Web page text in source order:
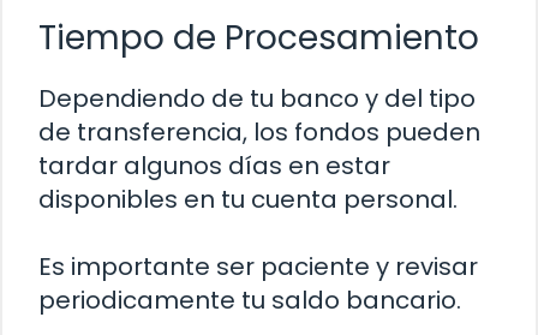
Tiempo de Procesamiento
Dependiendo de tu banco y del tipo
de transferencia, los fondos pueden
tardar algunos días en estar
disponibles en tu cuenta personal.
Es importante ser paciente y revisar
periodicamente tu saldo bancario.